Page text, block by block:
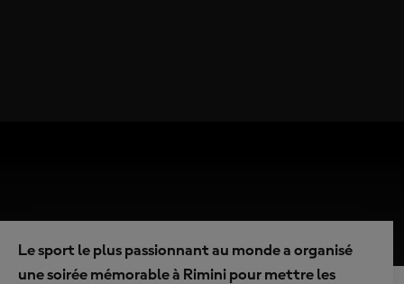
Le sport le plus passionnant au monde a organisé
une soirée mémorable à Rimini pour mettre les